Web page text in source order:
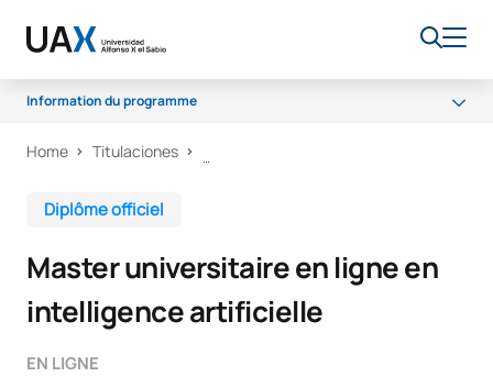
Information du programme
Programme
Bourses et aides financières
Débouchés professionnels
Home Titulaciones
Diplôme officiel
Master universitaire en ligne en
intelligence artificielle
EN LIGNE